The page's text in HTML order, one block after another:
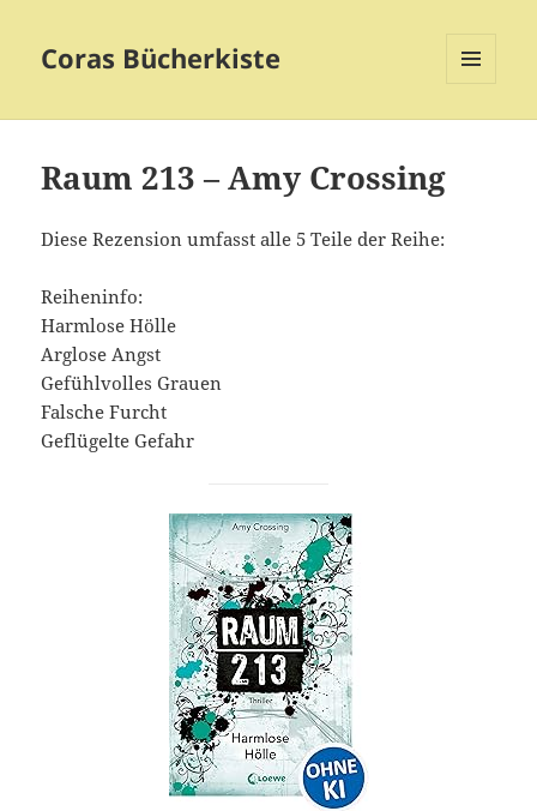
Coras Bücherkiste
Raum 213 – Amy Crossing
Diese Rezension umfasst alle 5 Teile der Reihe:
Reiheninfo:
Harmlose Hölle
Arglose Angst
Gefühlvolles Grauen
Falsche Furcht
Geflügelte Gefahr